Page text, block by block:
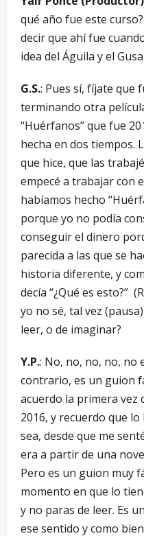
qué año fue este
decir que ahí fue
idea del Águila y el
G.S.: Pues sí, fíjate que
terminando otra
“Huérfanos” que fue
hecha en dos tiempos.
que hice, que las
empecé a trabajar con
habíamos hecho
porque yo no podía
conseguir el dinero
parecida a las que se
historia diferente, y
decía “¿Qué es esto?”
yo no sé, tal vez
leer, o de imaginar?
Y.P.: No, no, no, no, no
contrario, es un guion
acuerdo la primera vez
2016, y recuerdo que
sea, desde que me
era a partir de una
Pero es un guion muy
momento en que lo
y no paras de leer. Es
ese sentido y como